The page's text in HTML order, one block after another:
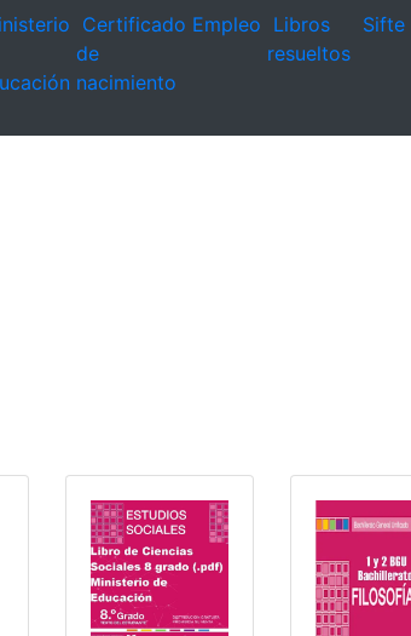
Certificado
de
nacimiento
Empleo Libros
resueltos
Sifte